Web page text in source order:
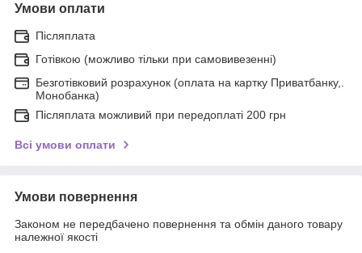
Умови оплати
Післяплата
Готівкою (можливо тільки при самовивезенні)
Безготівковий розрахунок (оплата на картку Приватбанку,.
Монобанка)
Післяплата можливий при передоплаті 200 грн
Всі умови оплати
Умови повернення
Законом не передбачено повернення та обмін даного товару
належної якості